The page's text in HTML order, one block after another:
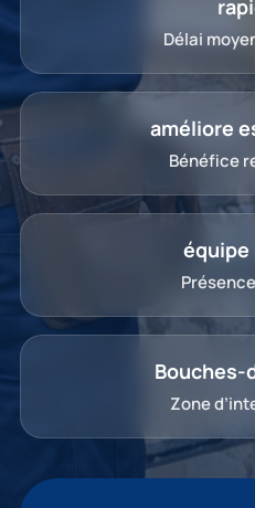
Délai
améliore
Bénéfice
équipe
Bouches-
Zone